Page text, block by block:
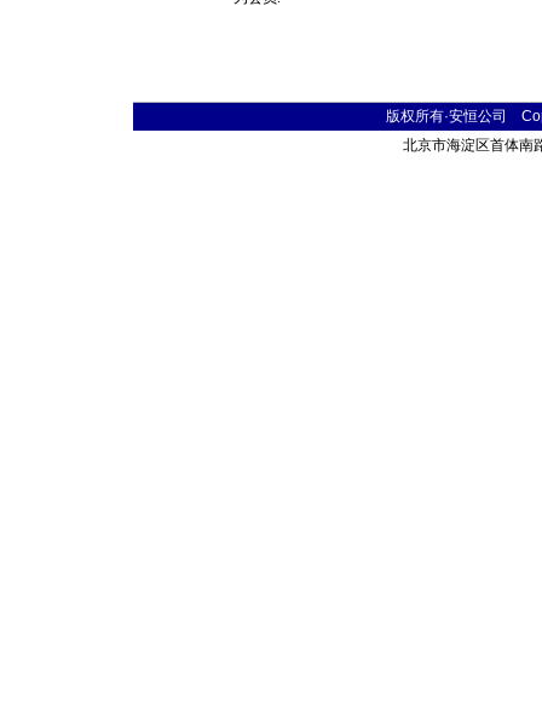
版权所有·安恒公司
北京市海淀区首体南路9号